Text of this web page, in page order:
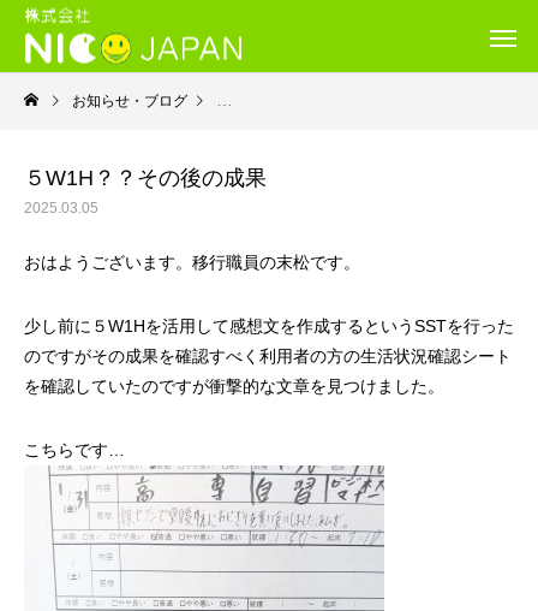
お知らせ・ブログ 就労移行支援・ニコサービス城東センター
５W1H？？その後の成果
2025.03.05
おはようございます。移行職員の末松です。
少し前に５W1Hを活用して感想文を作成するというSSTを行った
のですがその成果を確認すべく利用者の方の生活状況確認シート
を確認していたのですが衝撃的な文章を見つけました。
こちらです…